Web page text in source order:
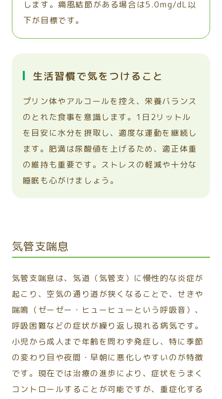
します。痛風結節がある場合は5.0mg/dL以
下が目標です。
生活習慣で気をつけること
プリン体やアルコールを控え、栄養バランス
のとれた食事を意識します。1日2リットル
を目安に水分を摂取し、適度な運動を継続し
ます。肥満は尿酸値を上げるため、適正体重
の維持も重要です。ストレスの軽減や十分な
睡眠も心がけましょう。
気管支喘息
気管支喘息は、気道（気管支）に慢性的な炎症が
起こり、空気の通り道が狭くなることで、せきや
喘鳴（ゼーゼー・ヒューヒューという呼吸音）、
呼吸困難などの症状が繰り返し現れる病気です。
小児から成人まで年齢を問わず発症し、特に季節
の変わり目や夜間・早朝に悪化しやすいのが特徴
です。現在では治療の進歩により、症状をうまく
コントロールすることが可能ですが、重症化する